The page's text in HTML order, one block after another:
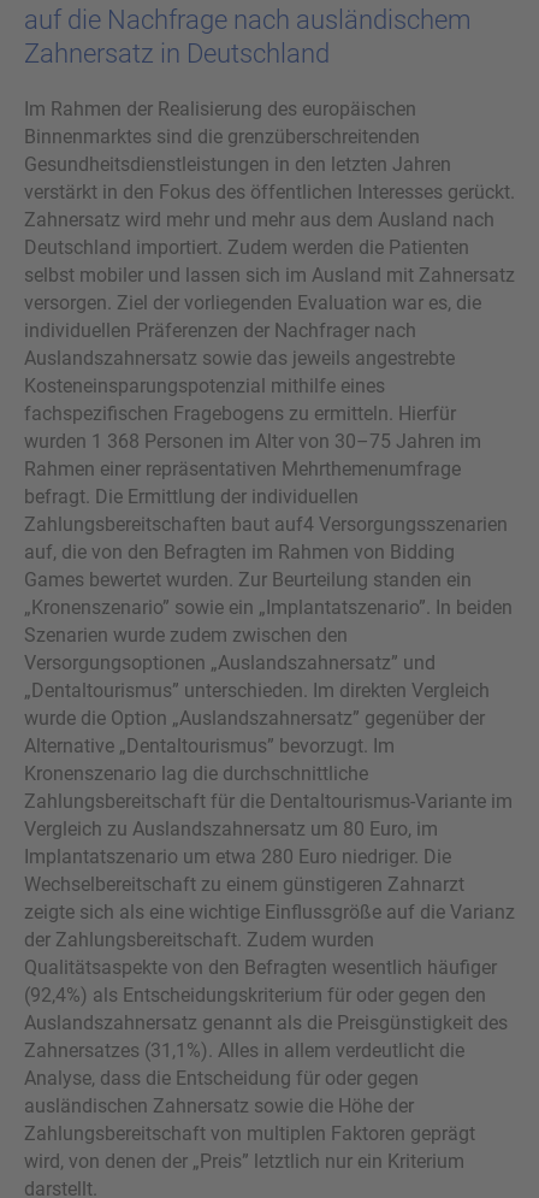
auf die Nachfrage nach ausländischem
Zahnersatz in Deutschland
Im Rahmen der Realisierung des europäischen
Binnenmarktes sind die grenzüberschreitenden
Gesundheitsdienstleistungen in den letzten Jahren
verstärkt in den Fokus des öffentlichen Interesses gerückt.
Zahnersatz wird mehr und mehr aus dem Ausland nach
Deutschland importiert. Zudem werden die Patienten
selbst mobiler und lassen sich im Ausland mit Zahnersatz
versorgen. Ziel der vorliegenden Evaluation war es, die
individuellen Präferenzen der Nachfrager nach
Auslandszahnersatz sowie das jeweils angestrebte
Kosteneinsparungspotenzial mithilfe eines
fachspezifischen Fragebogens zu ermitteln. Hierfür
wurden 1 368 Personen im Alter von 30–75 Jahren im
Rahmen einer repräsentativen Mehrthemenumfrage
befragt. Die Ermittlung der individuellen
Zahlungsbereitschaften baut auf4 Versorgungsszenarien
auf, die von den Befragten im Rahmen von Bidding
Games bewertet wurden. Zur Beurteilung standen ein
„Kronenszenario” sowie ein „Implantatszenario”. In beiden
Szenarien wurde zudem zwischen den
Versorgungsoptionen „Auslandszahnersatz” und
„Dentaltourismus” unterschieden. Im direkten Vergleich
wurde die Option „Auslandszahnersatz” gegenüber der
Alternative „Dentaltourismus” bevorzugt. Im
Kronenszenario lag die durchschnittliche
Zahlungsbereitschaft für die Dentaltourismus-Variante im
Vergleich zu Auslandszahnersatz um 80 Euro, im
Implantatszenario um etwa 280 Euro niedriger. Die
Wechselbereitschaft zu einem günstigeren Zahnarzt
zeigte sich als eine wichtige Einflussgröße auf die Varianz
der Zahlungsbereitschaft. Zudem wurden
Qualitätsaspekte von den Befragten wesentlich häufiger
(92,4%) als Entscheidungskriterium für oder gegen den
Auslandszahnersatz genannt als die Preisgünstigkeit des
Zahnersatzes (31,1%). Alles in allem verdeutlicht die
Analyse, dass die Entscheidung für oder gegen
ausländischen Zahnersatz sowie die Höhe der
Zahlungsbereitschaft von multiplen Faktoren geprägt
wird, von denen der „Preis” letztlich nur ein Kriterium
darstellt.